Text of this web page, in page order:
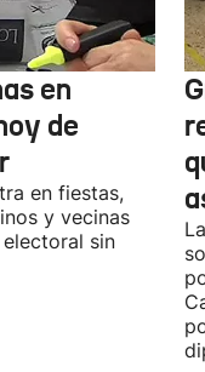
en
de
en fiestas,
y vecinas
sin